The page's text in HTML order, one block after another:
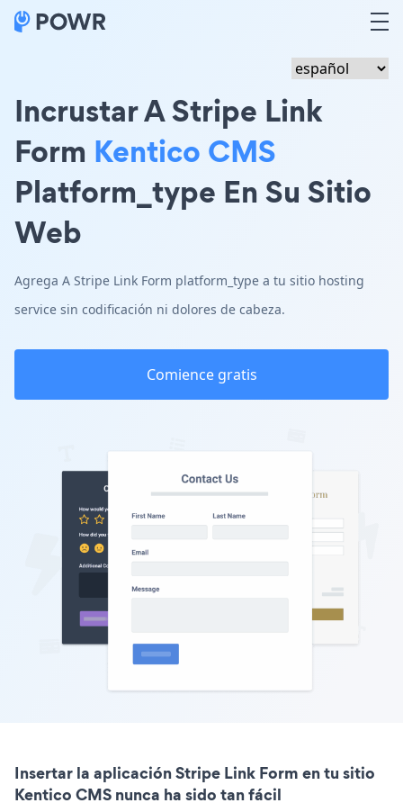
Incrustar A Stripe Link
Form Kentico CMS
Platform_type En Su Sitio
Web
Agrega A Stripe Link Form platform_type a tu sitio hosting
service sin codificación ni dolores de cabeza.
Comience gratis
Insertar la aplicación Stripe Link Form en tu sitio
Kentico CMS nunca ha sido tan fácil